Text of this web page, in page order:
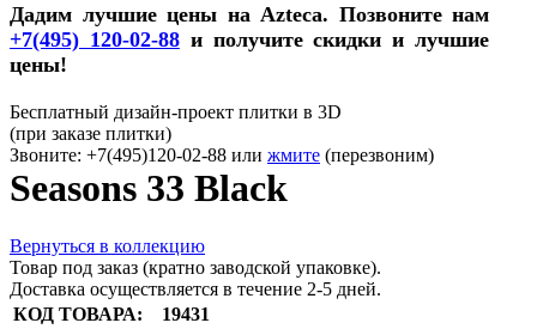
Дадим лучшие цены на Azteca. Позвоните нам
+7(495) 120-02-88и получите скидки и лучшие
цены!
Бесплатный дизайн-проект плитки в 3D
(при заказе плитки)
Звоните: +7(495)120-02-88 или жмите (перезвоним)
Seasons 33 Black
Вернуться в коллекцию
Товар под заказ (кратно заводской упаковке).
Доставка осуществляется в течение 2-5 дней.
КОД ТОВАРА:
19431